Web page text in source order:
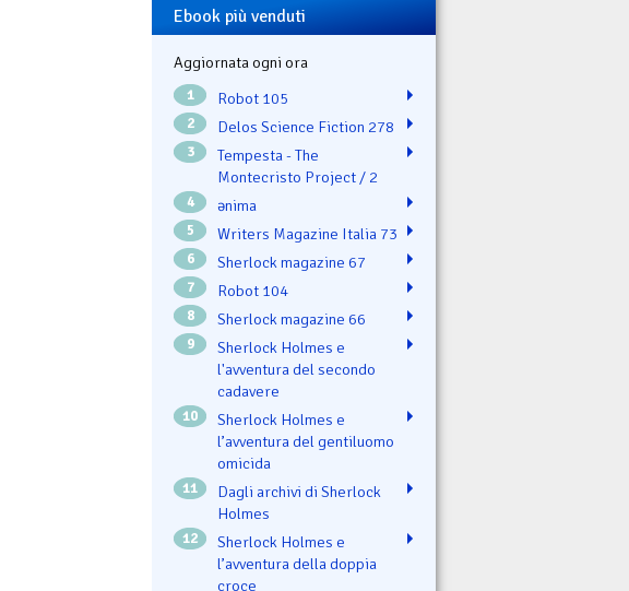
Ebook più venduti
Aggiornata ogni ora
1 Robot 105
2 Delos Science Fiction 278
3
Tempesta - The
Montecristo Project / 2
4 ənima
5 Writers Magazine Italia 73
6 Sherlock magazine 67
7 Robot 104
8 Sherlock magazine 66
9
Sherlock Holmes e
l'avventura del secondo
cadavere
10
Sherlock Holmes e
l’avventura del gentiluomo
omicida
11
Dagli archivi di Sherlock
Holmes
12
Sherlock Holmes e
l’avventura della doppia
croce